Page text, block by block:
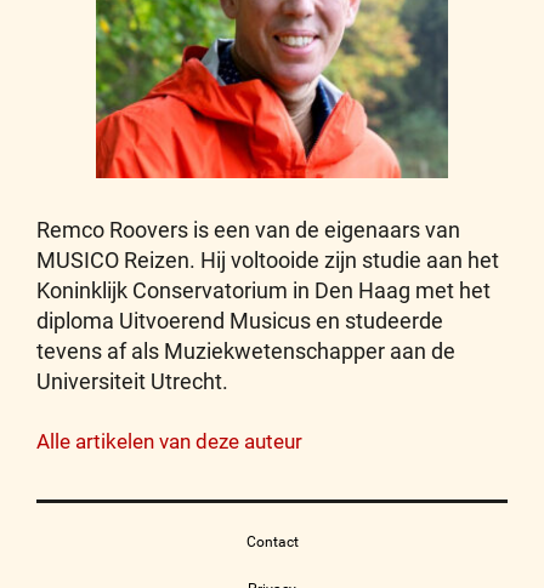
Remco Roovers is een van de eigenaars van
MUSICO Reizen. Hij voltooide zijn studie aan het
Koninklijk Conservatorium in Den Haag met het
diploma Uitvoerend Musicus en studeerde
tevens af als Muziekwetenschapper aan de
Universiteit Utrecht.
Alle artikelen van deze auteur
Contact